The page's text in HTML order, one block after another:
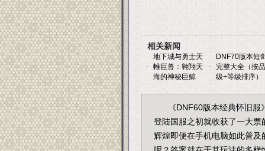
相关新闻
·
地下城与勇士天
帷巨兽：翱翔天
海的神秘巨鲸
·
DNF70版本短
完整大全（按品
级+等级排序）
《DNF60版本经典怀旧
登陆国服之初就收获了一大
辉煌即便在手机电脑如此普